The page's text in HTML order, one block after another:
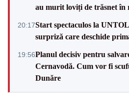
au murit loviți de trăsnet în
20:17Start spectaculos la
surpriză care deschide
19:56Planul decisiv pentru
Cernavodă. Cum vor fi
Dunăre